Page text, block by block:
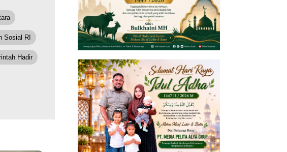
Sosial RI
Hadir